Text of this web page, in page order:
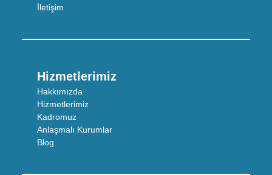
İletişim
Hizmetlerimiz
Hakkımızda
Hizmetlerimiz
Kadromuz
Anlaşmalı Kurumlar
Blog